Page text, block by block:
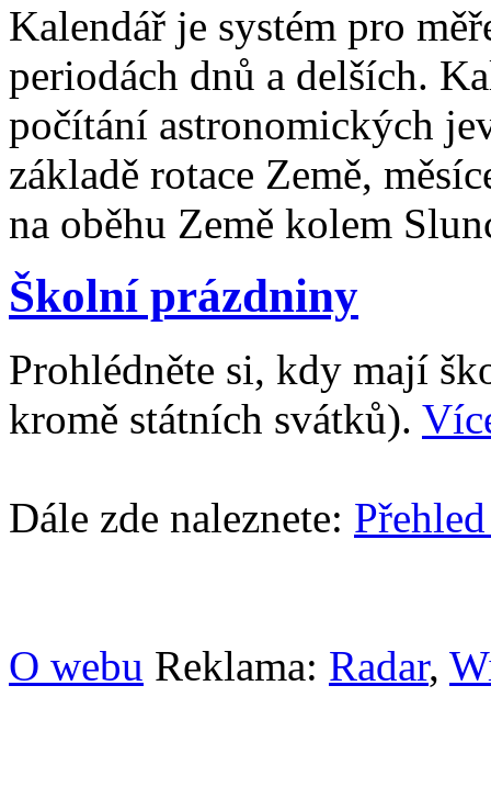
Kalendář je systém pro
periodách dnů a delších.
počítání astronomických
základě rotace Země,
na oběhu Země kolem
Školní prázdniny
Prohlédněte si, kdy mají
kromě státních svátků).
Dále zde naleznete:
O webu Reklama: Radar,